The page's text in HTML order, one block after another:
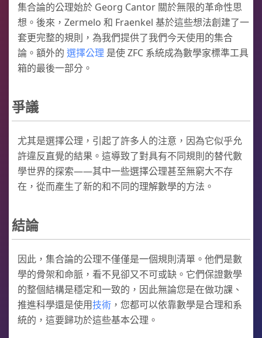
集合論的公理始於 Georg Cantor 關於無限的革命性思
想。後來，Zermelo 和 Fraenkel 基於這些想法創建了一
套更完整的規則，為我們提供了我們今天使用的集合
論。額外的 選擇公理 是使 ZFC 系統成為數學家標準工具
箱的最後一部分。
爭議
尤其是選擇公理，引起了許多人的注意，因為它似乎允
許違反直覺的結果。這導致了對具有不同規則的替代數
學世界的探索——其中一些選擇公理甚至無窮大不存
在，從而產生了新的和不同的理解數學的方法。
結論
因此，集合論的公理不僅僅是一個規則清單。他們是數
學的骨架和命脈，看不見卻又不可或缺。它們保證數學
的整個結構是穩定和一致的，因此無論您是在做功課、
推進科學還是使用技術 ，您都可以依靠數學是合理和系
統的，這要歸功於這些基本公理。